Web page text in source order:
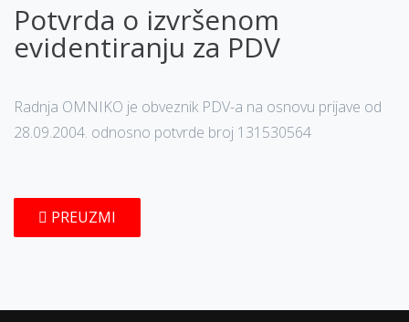
Potvrda o izvršenom
evidentiranju za PDV
Radnja OMNIKO je obveznik PDV-a na osnovu prijave od
28.09.2004. odnosno potvrde broj 131530564
PREUZMI